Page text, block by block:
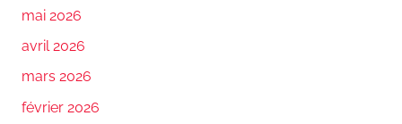
mai 2026
avril 2026
mars 2026
février 2026